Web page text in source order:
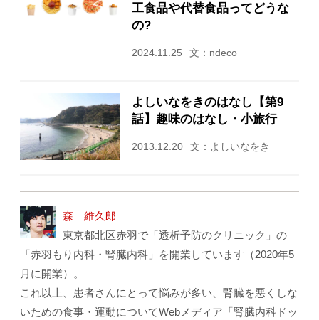
工食品や代替食品ってどうな
の?
2024.11.25 文：ndeco
よしいなをきのはなし【第9
話】趣味のはなし・小旅行
2013.12.20 文：よしいなをき
森 維久郎
東京都北区赤羽で「透析予防のクリニック」の
「赤羽もり内科・腎臓内科」を開業しています（2020年5
月に開業）。
これ以上、患者さんにとって悩みが多い、腎臓を悪くしな
いための食事・運動についてWebメディア「腎臓内科ドッ